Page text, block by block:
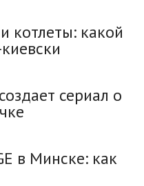
котлеты: какой
сериал о
в Минске: как